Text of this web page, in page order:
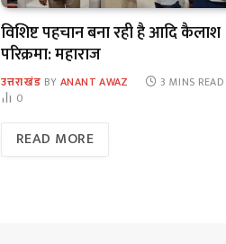
विशिष्ट पहचान बना रही है आदि कैलाश
परिक्रमा: महाराज
उत्तराखंड BY ANANT AWAZ
3 MINS READ
0
READ MORE